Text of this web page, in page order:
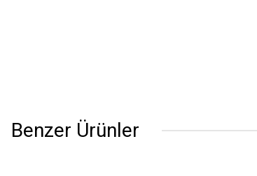
Benzer Ürünler